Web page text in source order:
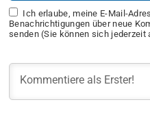
Ich erlaube, meine E-Mail-
Benachrichtigungen über neue
senden (Sie können sich jederzeit